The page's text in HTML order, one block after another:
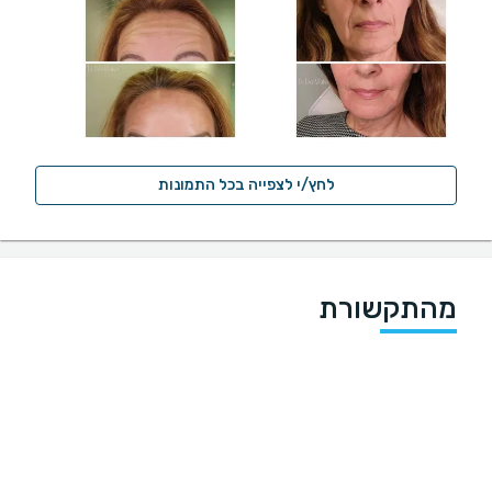
לחץ/י לצפייה בכל התמונות
מהתקשורת